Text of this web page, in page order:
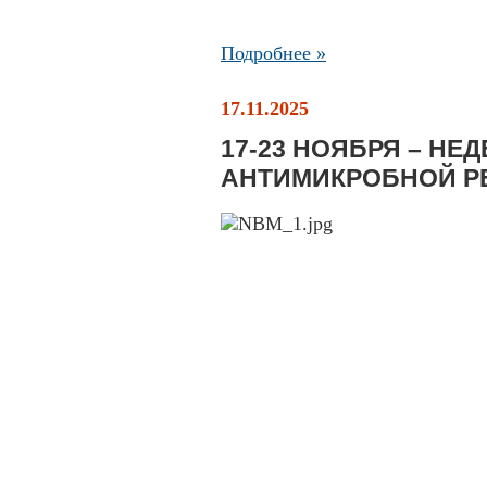
Подробнее »
17.11.2025
17-23 НОЯБРЯ –
АНТИМИКРОБНОЙ